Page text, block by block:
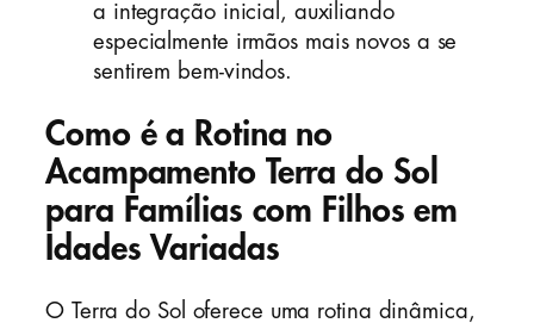
a integração inicial, auxiliando
especialmente irmãos mais novos a se
sentirem bem-vindos.
Como é a Rotina no
Acampamento Terra do Sol
para Famílias com Filhos em
Idades Variadas
O Terra do Sol oferece uma rotina dinâmica,